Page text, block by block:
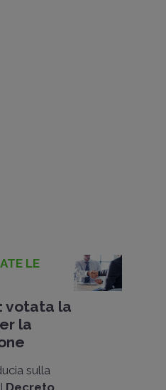
LE
votata la
la
sulla
Decreto